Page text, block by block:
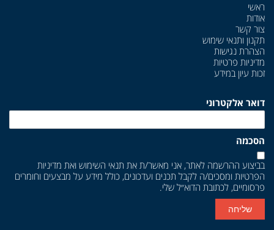
ראשי
אודות
צור קשר
תקנון ותנאי שימוש
הצהרת נגישות
מדיניות פרטיות
זכות עיון במידע
דואר אלקטרוני
הסכמה
בביצוע ההרשמה לאתר, אני מאשר/ת את תנאי השימוש ואת מדיניות
הפרטיות ומסכים/ה לקבל תכנים ועדכונים, כולל מידע על מבצעים וחומרים
פרסומיים, לכתובת הדוא״ל שלי.
שליחה